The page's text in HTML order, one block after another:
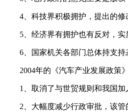
4、科技界积极拥护，提出的
5、经济界有拥护也有反对，
6、国家机关各部门总体持支
2004年的《汽车产业发展政策
1、取消了与世贸规则和我国
2、大幅度减少行政审批，该